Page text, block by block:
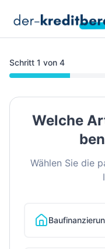
Schritt 1 von 4
Welche
Wählen Sie die